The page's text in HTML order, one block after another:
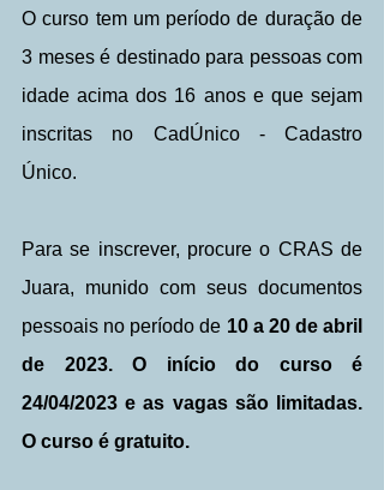
O curso tem um período de duração de
3 meses é destinado para pessoas com
idade acima dos 16 anos e que sejam
inscritas no CadÚnico - Cadastro
Único.
Para se inscrever, procure o CRAS de
Juara, munido com seus documentos
pessoais no período de 10 a 20 de abril
de 2023. O início do curso é
24/04/2023 e as vagas são limitadas.
O curso é gratuito.